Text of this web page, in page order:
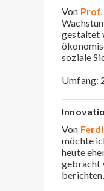
Von
gestaltet
soziale
Umfang:
Von
möchte
heute
gebracht